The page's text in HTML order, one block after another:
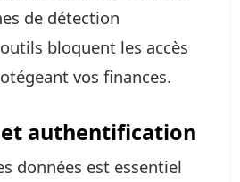
de détection
bloquent les accès
vos finances.
authentification
données est essentiel